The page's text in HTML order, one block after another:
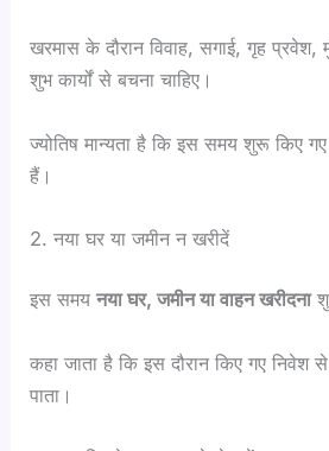
खरमास के दौरान विवाह, सगाई, गृह
शुभ कार्यों से बचना चाहिए।
ज्योतिष मान्यता है कि इस समय शुरू किए
हैं।
2. नया घर या जमीन न खरीदें
इस समयनया घर, जमीन या वाहन खरीदना
कहा जाता है कि इस दौरान किए गए निवेश
पाता।